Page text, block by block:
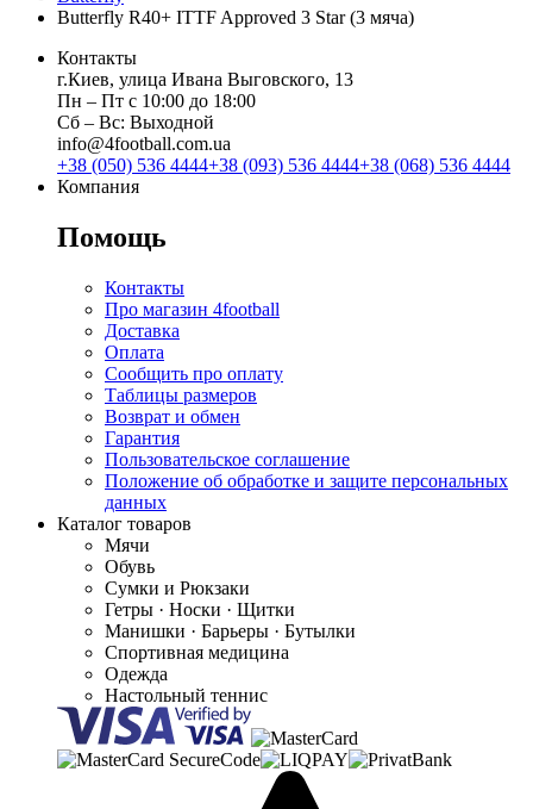
Butterfly R40+ ITTF Approved 3 Star (3 мяча)
Контакты
г.Киев, улица Ивана Выговского, 13
Пн ‒ Пт с 10:00 до 18:00
Сб ‒ Вс: Выходной
info@4football.com.ua
+38 (050) 536 4444+38 (093) 536 4444+38 (068) 536 4444
Компания
Помощь
Контакты
Про магазин 4football
Доставка
Оплата
Сообщить про оплату
Таблицы размеров
Возврат и обмен
Гарантия
Пользовательское соглашение
Положение об обработке и защите персональных
данных
Каталог товаров
Мячи
Обувь
Сумки и Рюкзаки
Гетры · Носки · Щитки
Манишки · Барьеры · Бутылки
Спортивная медицина
Одежда
Настольный теннис